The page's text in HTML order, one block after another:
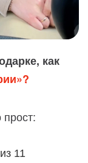
как
11